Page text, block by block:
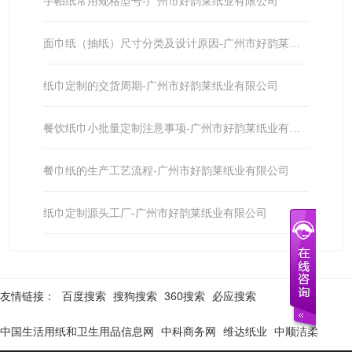
面巾纸（抽纸）尺寸分类及设计原因-广州市好韵莱纸业有限公司
纸巾定制的交货周期-广州市好韵莱纸业有限公司
餐巾纸的生产工艺流程-广州市好韵莱纸业有限公司
纸巾定制源头工厂-广州市好韵莱纸业有限公司
友情链接： 百度搜索 搜狗搜索 360搜索 必应搜索
中国生活用纸和卫生用品信息网 中科商务网 维达纸业 中顺洁柔